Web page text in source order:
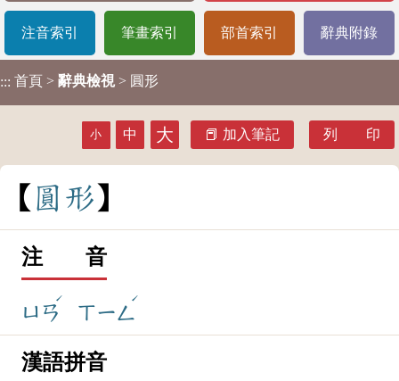
注音索引 筆畫索引 部首索引 辭典附錄
::: 首頁 > 辭典檢視 > 圓形
小 中 大 加入筆記 列 印
圓 形
注 音
ㄩㄢ
ˊ
ㄒㄧㄥ
ˊ
漢語拼音